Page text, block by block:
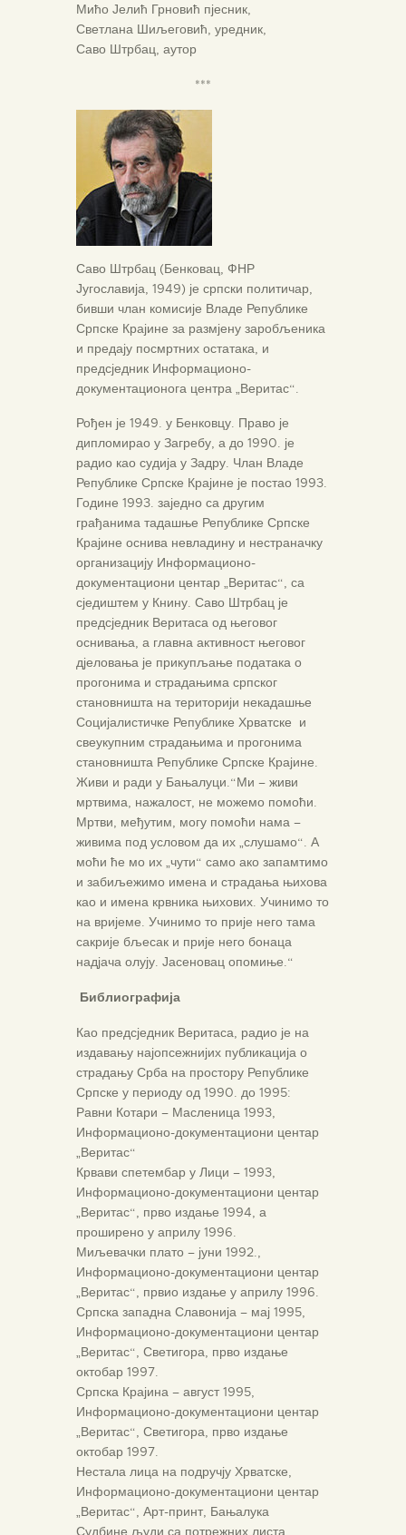
Мићо Јелић Грновић пјесник,
Светлана Шиљеговић, уредник,
Саво Штрбац, аутор
***
Саво Штрбац (Бенковац, ФНР
Југославија, 1949) је српски политичар,
бивши члан комисије Владе Републике
Српске Крајине за размјену заробљеника
и предају посмртних остатака, и
предсједник Информационо-
документационога центра „Веритас“.
Рођен је 1949. у Бенковцу. Право је
дипломирао у Загребу, а до 1990. је
радио као судија у Задру. Члан Владе
Републике Српске Крајине је постао 1993.
Године 1993. заједно са другим
грађанима тадашње Републике Српске
Крајине оснива невладину и нестраначку
организацију Информационо-
документациони центар „Веритас“, са
сједиштем у Книну. Саво Штрбац је
предсједник Веритаса од његовог
оснивања, а главна активност његовог
дјеловања је прикупљање података о
прогонима и страдањима српског
становништа на територији некадашње
Социјалистичке Републике Хрватске и
свеукупним страдањима и прогонима
становништа Републике Српске Крајине.
Живи и ради у Бањалуци.“Ми – живи
мртвима, нажалост, не можемо помоћи.
Мртви, међутим, могу помоћи нама –
живима под условом да их „слушамо“. А
моћи ће мо их „чути“ само ако запамтимо
и забиљежимо имена и страдања њихова
као и имена крвника њихових. Учинимо то
на вријеме. Учинимо то прије него тама
сакрије бљесак и прије него бонаца
надјача олују. Јасеновац опомиње.“
Библиографија
Као предсједник Веритаса, радио је на
издавању најопсежнијих публикација о
страдању Срба на простору Републике
Српске у периоду од 1990. до 1995:
Равни Котари – Масленица 1993,
Информационо-документациони центар
„Веритас“
Крвави спетембар у Лици – 1993,
Информационо-документациони центар
„Веритас“, прво издање 1994, а
проширено у априлу 1996.
Миљевачки плато – јуни 1992.,
Информационо-документациони центар
„Веритас“, првио издање у априлу 1996.
Српска западна Славонија – мај 1995,
Информационо-документациони центар
„Веритас“, Светигора, прво издање
октобар 1997.
Српска Крајина – август 1995,
Информационо-документациони центар
„Веритас“, Светигора, прво издање
октобар 1997.
Нестала лица на подручју Хрватске,
Информационо-документациони центар
„Веритас“, Арт-принт, Бањалука
Судбине људи са потрежних листа,